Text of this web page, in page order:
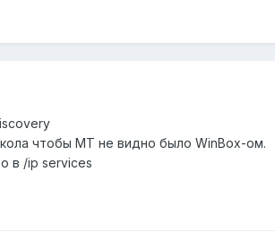
чтобы МТ не видно было WinBox-ом.
в /ip services